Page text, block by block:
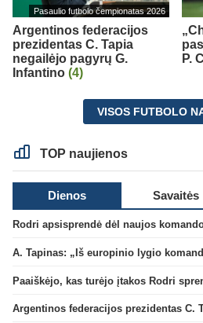
Pasaulio futbolo čempionatas 2026
Argentinos federacijos
prezidentas C. Tapia
negailėjo pagyrų G.
Infantino (4)
P.
VISOS FUTBOLO
TOP naujienos
Dienos Savaitės
Rodri apsisprendė dėl naujos